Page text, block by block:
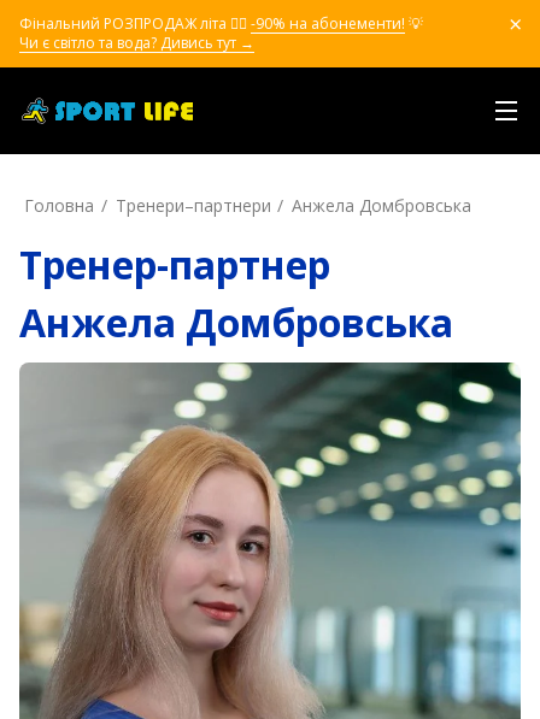
Фінальний РОЗПРОДАЖ літа ❤️‍🔥 -90% на абонементи! 💡
Чи є світло та вода? Дивись тут →
Головна Тренери–партнери Анжела Домбровська
Тренер-партнер
Анжела Домбровська